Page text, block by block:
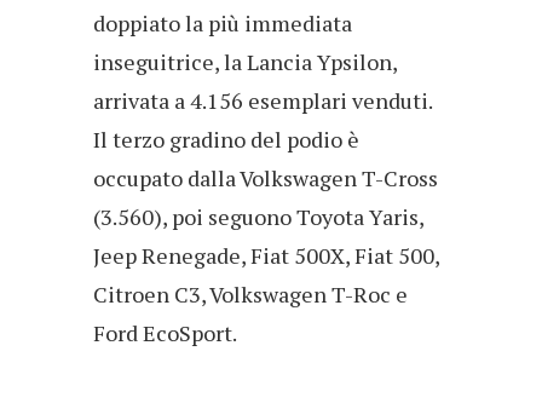
doppiato la più immediata
inseguitrice, la Lancia Ypsilon,
arrivata a 4.156 esemplari venduti.
Il terzo gradino del podio è
occupato dalla Volkswagen T-Cross
(3.560), poi seguono Toyota Yaris,
Jeep Renegade, Fiat 500X, Fiat 500,
Citroen C3, Volkswagen T-Roc e
Ford EcoSport.